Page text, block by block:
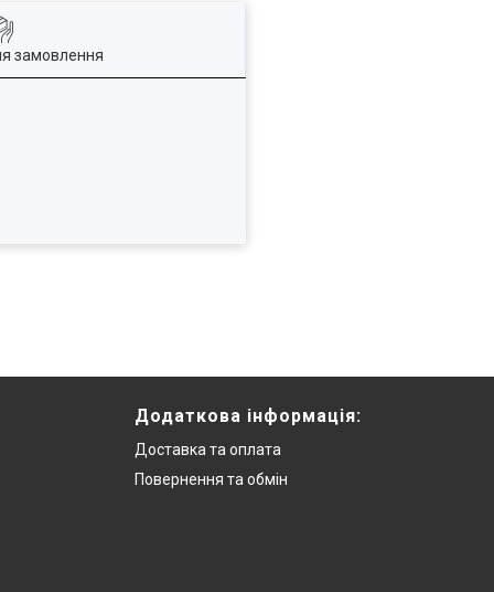
замовлення
Додаткова інформацiя:
Доставка та оплата
Повернення та обмiн